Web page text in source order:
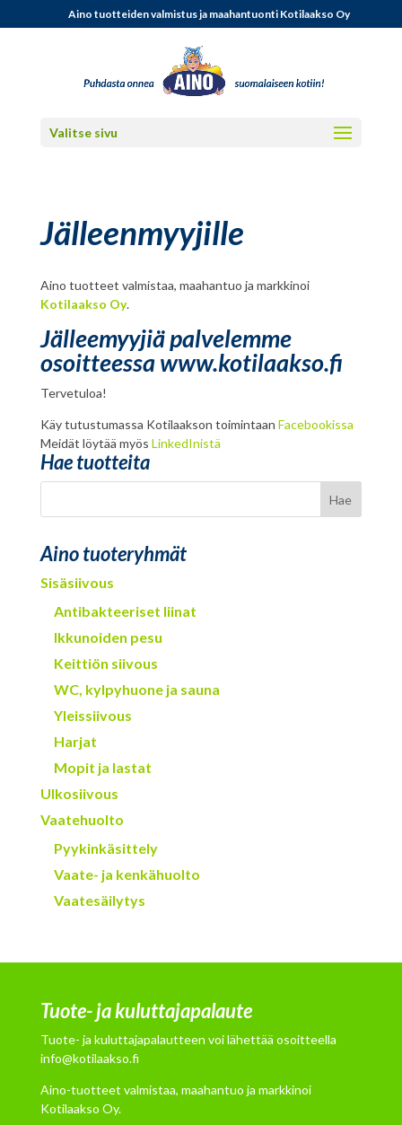
Aino tuotteiden valmistus ja maahantuonti Kotilaakso Oy
Valitse sivu
Jälleenmyyjille
Aino tuotteet valmistaa, maahantuo ja markkinoi
Kotilaakso Oy.
Jälleemyyjiä palvelemme
osoitteessa www.kotilaakso.fi
Tervetuloa!
Käy tutustumassa Kotilaakson toimintaan Facebookissa
Meidät löytää myös LinkedInistä
Hae tuotteita
Aino tuoteryhmät
Sisäsiivous
Antibakteeriset liinat
Ikkunoiden pesu
Keittiön siivous
WC, kylpyhuone ja sauna
Yleissiivous
Harjat
Mopit ja lastat
Ulkosiivous
Vaatehuolto
Pyykinkäsittely
Vaate- ja kenkähuolto
Vaatesäilytys
Tuote- ja kuluttajapalaute
Tuote- ja kuluttajapalautteen voi lähettää osoitteella
info@kotilaakso.fi
Aino-tuotteet valmistaa, maahantuo ja markkinoi
Kotilaakso Oy.